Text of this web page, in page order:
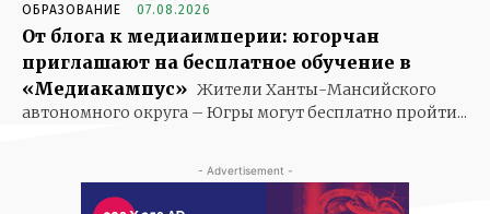
ОБРАЗОВАНИЕ 07.08.2026
От блога к медиаимперии: югорчан
приглашают на бесплатное обучение в
«Медиакампус» Жители Ханты-Мансийского
автономного округа – Югры могут бесплатно пройти...
- Advertisement -